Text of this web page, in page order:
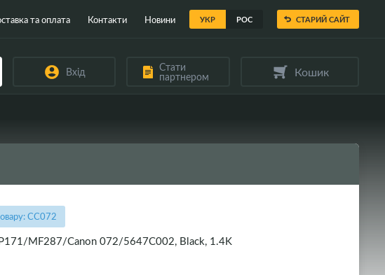
УКР РОС
та оплата Контакти Новини СТАРИЙ САЙТ
Вхід Стати
партнером Кошик
CC072
MF287/Canon 072/5647C002, Black, 1.4K